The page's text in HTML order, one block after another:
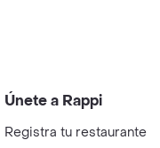
Únete a Rappi
Registra tu restaurante